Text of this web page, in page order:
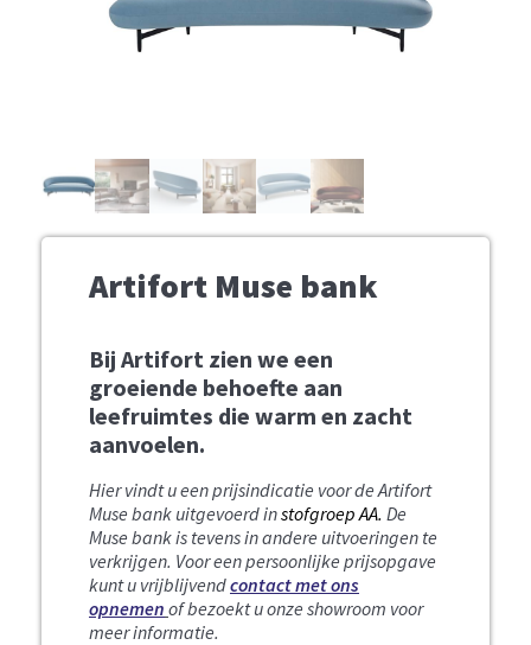
Artifort Muse bank
Bij Artifort zien we een
groeiende behoefte aan
leefruimtes die warm en zacht
aanvoelen.
Hier vindt u een prijsindicatie voor de Artifort
Muse bank uitgevoerd instofgroep AA. De
Muse bank is tevens in andere uitvoeringen te
verkrijgen. Voor een persoonlijke prijsopgave
kunt u vrijblijvendcontact met ons
opnemen of bezoekt u onze showroom voor
meer informatie.